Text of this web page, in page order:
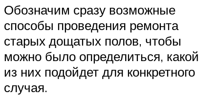
Обозначим сразу возможные
способы проведения ремонта
старых дощатых полов, чтобы
можно было определиться, какой
из них подойдет для конкретного
случая.